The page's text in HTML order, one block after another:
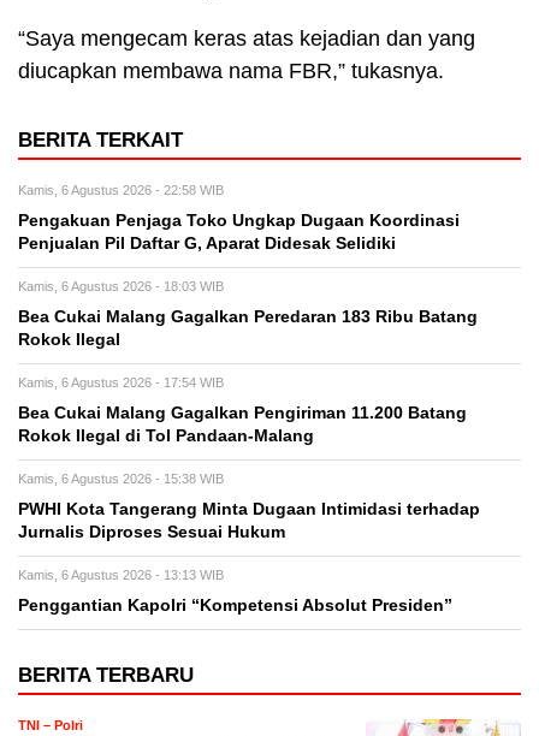
“Saya mengecam keras atas kejadian dan yang
diucapkan membawa nama FBR,” tukasnya.
BERITA TERKAIT
Kamis, 6 Agustus 2026 - 22:58 WIB
Pengakuan Penjaga Toko Ungkap Dugaan Koordinasi
Penjualan Pil Daftar G, Aparat Didesak Selidiki
Kamis, 6 Agustus 2026 - 18:03 WIB
Bea Cukai Malang Gagalkan Peredaran 183 Ribu Batang
Rokok Ilegal
Kamis, 6 Agustus 2026 - 17:54 WIB
Bea Cukai Malang Gagalkan Pengiriman 11.200 Batang
Rokok Ilegal di Tol Pandaan-Malang
Kamis, 6 Agustus 2026 - 15:38 WIB
PWHI Kota Tangerang Minta Dugaan Intimidasi terhadap
Jurnalis Diproses Sesuai Hukum
Kamis, 6 Agustus 2026 - 13:13 WIB
Penggantian Kapolri “Kompetensi Absolut Presiden”
BERITA TERBARU
TNI – Polri